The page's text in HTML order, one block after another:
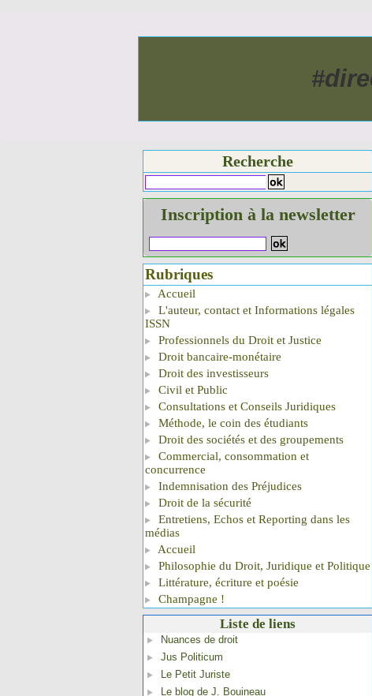
Recherche
Inscription à la newsletter
Rubriques
Accueil
L'auteur, contact et Informations légales
ISSN
Professionnels du Droit et Justice
Droit bancaire-monétaire
Droit des investisseurs
Civil et Public
Consultations et Conseils Juridiques
Méthode, le coin des étudiants
Droit des sociétés et des groupements
Commercial, consommation et
concurrence
Indemnisation des Préjudices
Droit de la sécurité
Entretiens, Echos et Reporting dans les
médias
Accueil
Philosophie du Droit, Juridique et Politique
Littérature, écriture et poésie
Champagne !
Liste de liens
Nuances de droit
Jus Politicum
Le Petit Juriste
Le blog de J. Bouineau